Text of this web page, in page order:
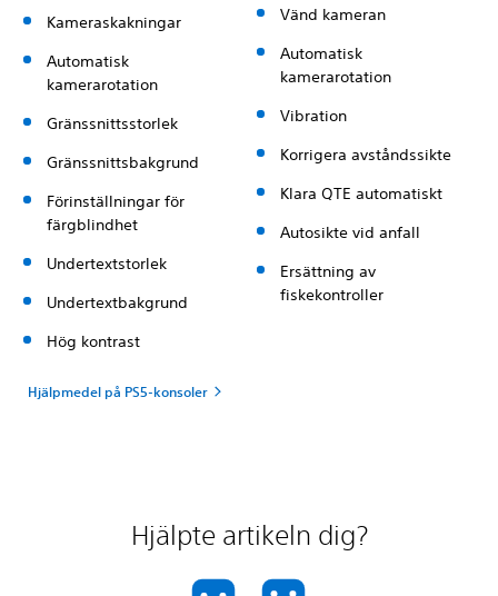
Kameraskakningar
Automatisk
kamerarotation
Gränssnittsstorlek
Gränssnittsbakgrund
Förinställningar för
färgblindhet
Undertextstorlek
Undertextbakgrund
Hög kontrast
Vänd kameran
Automatisk
kamerarotation
Vibration
Korrigera avståndssikte
Klara QTE automatiskt
Autosikte vid anfall
Ersättning av
fiskekontroller
Hjälpmedel på PS5-konsoler
Hjälpte artikeln dig?